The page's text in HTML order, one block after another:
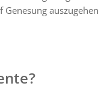
auszugehen